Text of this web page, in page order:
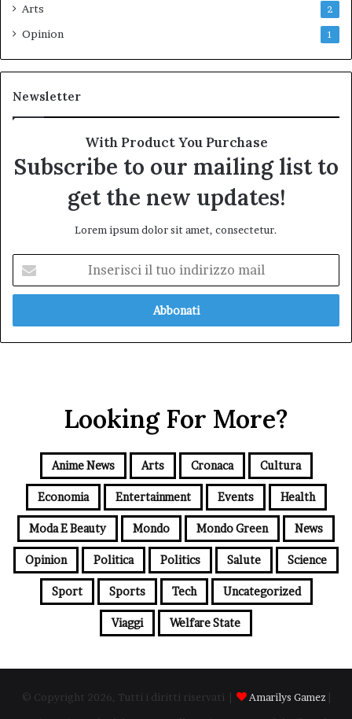
Arts 2
Opinion 1
Newsletter
With Product You Purchase
Subscribe to our mailing list to
get the new updates!
Lorem ipsum dolor sit amet, consectetur.
tuo
mail
Looking For More?
Anime News Arts Cronaca Cultura
Economia Entertainment Events Health
Moda E Beauty Mondo Mondo Green News
Opinion Politica Politics Salute Science
Sport Sports Tech Uncategorized
Viaggi Welfare State
© Copyright 2026, Tutti i diritti riservati | Amarilys Gamez